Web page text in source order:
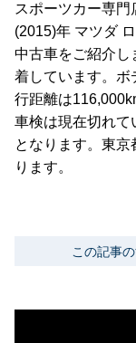
スポーツカー専
(2015)年 マツダ
中古車をご紹介し
着しています。ボ
行距離は
車検は現在切れて
となります。東
ります。
この記事